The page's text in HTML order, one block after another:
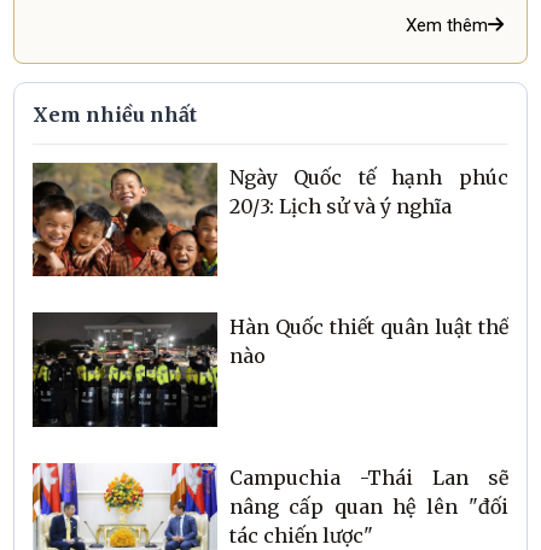
Xem thêm
Xem nhiều nhất
Ngày Quốc tế hạnh phúc
20/3: Lịch sử và ý nghĩa
Hàn Quốc thiết quân luật thế
nào
Campuchia -Thái Lan sẽ
nâng cấp quan hệ lên "đối
tác chiến lược"